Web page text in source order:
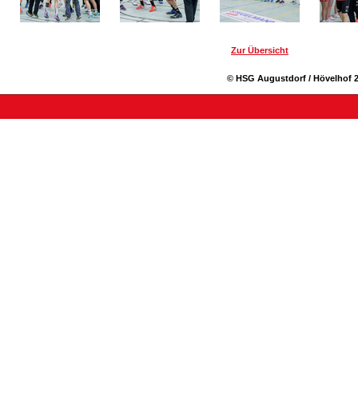
Zur Übersicht
© HSG Augustdorf / Hövelhof